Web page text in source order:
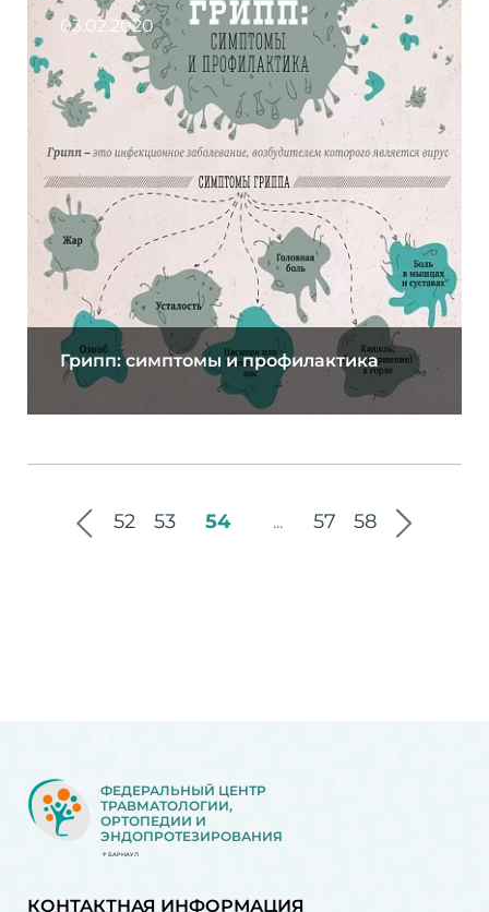
03.02.2020
Грипп: симптомы и профилактика
52 53 54 ... 57 58
ФЕДЕРАЛЬНЫЙ ЦЕНТР
ТРАВМАТОЛОГИИ,
ОРТОПЕДИИ И
ЭНДОПРОТЕЗИРОВАНИЯ
БАРНАУЛ
КОНТАКТНАЯ ИНФОРМАЦИЯ